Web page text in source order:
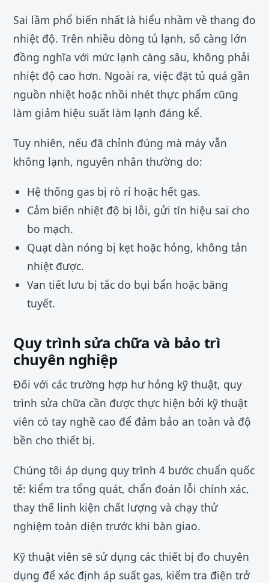
Sai lầm phổ biến nhất là hiểu nhầm về thang đo
nhiệt độ. Trên nhiều dòng tủ lạnh, số càng lớn
đồng nghĩa với mức lạnh càng sâu, không phải
nhiệt độ cao hơn. Ngoài ra, việc đặt tủ quá gần
nguồn nhiệt hoặc nhồi nhét thực phẩm cũng
làm giảm hiệu suất làm lạnh đáng kể.
Tuy nhiên, nếu đã chỉnh đúng mà máy vẫn
không lạnh, nguyên nhân thường do:
Hệ thống gas bị rò rỉ hoặc hết gas.
Cảm biến nhiệt độ bị lỗi, gửi tín hiệu sai cho
bo mạch.
Quạt dàn nóng bị kẹt hoặc hỏng, không tản
nhiệt được.
Van tiết lưu bị tắc do bụi bẩn hoặc băng
tuyết.
Quy trình sửa chữa và bảo trì
chuyên nghiệp
Đối với các trường hợp hư hỏng kỹ thuật, quy
trình sửa chữa cần được thực hiện bởi kỹ thuật
viên có tay nghề cao để đảm bảo an toàn và độ
bền cho thiết bị.
Chúng tôi áp dụng quy trình 4 bước chuẩn quốc
tế: kiểm tra tổng quát, chẩn đoán lỗi chính xác,
thay thế linh kiện chất lượng và chạy thử
nghiệm toàn diện trước khi bàn giao.
Kỹ thuật viên sẽ sử dụng các thiết bị đo chuyên
dụng để xác định áp suất gas, kiểm tra điện trở